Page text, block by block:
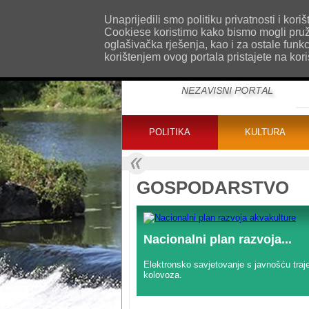
O nama Kontakt Oglašavanje
POLITIKA KULTURA
GOSPODARSTVO
Nacionalni plan razvoja...
Elektronsko savjetovanje s javnošću
kolovoza.
Unaprijedili smo politiku privatnosti i
Cookiese koristimo kako bismo mogli
oglašivačka rješenja, kao i za ostale
korištenjem ovog portala pristajete na